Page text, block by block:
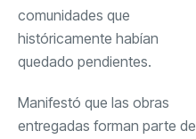
comunidades que
históricamente habían
quedado pendientes.
Manifestó que las obras
entregadas forman parte de